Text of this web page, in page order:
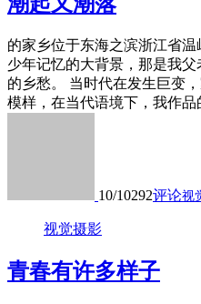
的家乡位于东海之滨浙江省
少年记忆的大背景，那是我
的乡愁。 当时代在发生巨变
模样，在当代语境下，我作品
10/10292评论视
视觉摄影
青春有许多样子